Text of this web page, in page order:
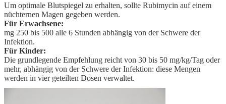
Um optimale Blutspiegel zu erhalten, sollte Rubimycin auf einem
nüchternen Magen gegeben werden.
Für Erwachsene:
mg 250 bis 500 alle 6 Stunden abhängig von der Schwere der
Infektion.
Für Kinder:
Die grundlegende Empfehlung reicht von 30 bis 50 mg/kg/Tag oder
mehr, abhängig von der Schwere der Infektion: diese Mengen
werden in vier geteilten Dosen verwaltet.